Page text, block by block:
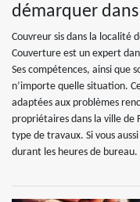
démarquer
Couvreur sis dans la localité
Couverture est un expert
Ses compétences, ainsi que
n’importe quelle situation.
adaptées aux problèmes
propriétaires dans la ville de
type de travaux. Si vous
durant les heures de bureau.